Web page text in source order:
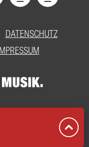
DATENSCHUTZ